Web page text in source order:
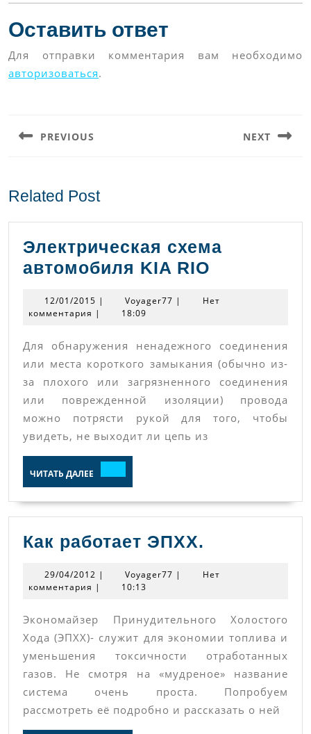
Оставить ответ
Для отправки комментария вам необходимо
авторизоваться.
записям
PREVIOUS NEXT
Related Post
Электрическая схема
автомобиля KIA RIO
RIO
12/01/2015 12/01/2015
| Voyager77 Voyager77
|
Нет
комментария | 18:09
Для обнаружения ненадежного соединения
или места короткого замыкания (обычно из-
за плохого или загрязненного соединения
или поврежденной изоляции) провода
можно потрясти рукой для того, чтобы
увидеть, не выходит ли цепь из
ЧИТАТЬ ДАЛЕЕ ДАЛЕЕ
Как работает ЭПХХ.
ЭПХХ.
29/04/2012 29/04/2012
| Voyager77 Voyager77
|
Нет
комментария | 10:13
Экономайзер Принудительного Холостого
Хода (ЭПХХ)- служит для экономии топлива и
уменьшения токсичности отработанных
газов. Не смотря на «мудреное» название
система очень проста. Попробуем
рассмотреть её подробно и рассказать о ней